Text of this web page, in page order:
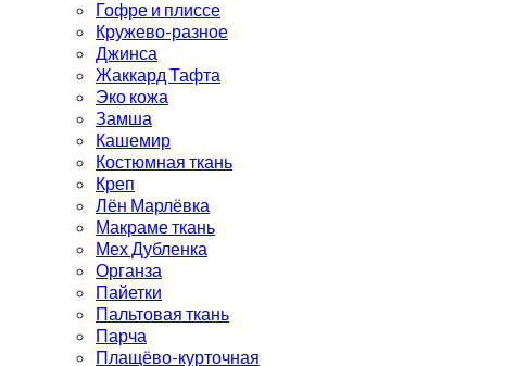
Гофре и плиссе
Кружево-разное
Джинса
Жаккард Тафта
Эко кожа
Замша
Кашемир
Костюмная ткань
Креп
Лён Марлёвка
Макраме ткань
Мех Дубленка
Органза
Пайетки
Пальтовая ткань
Парча
Плащёво-курточная